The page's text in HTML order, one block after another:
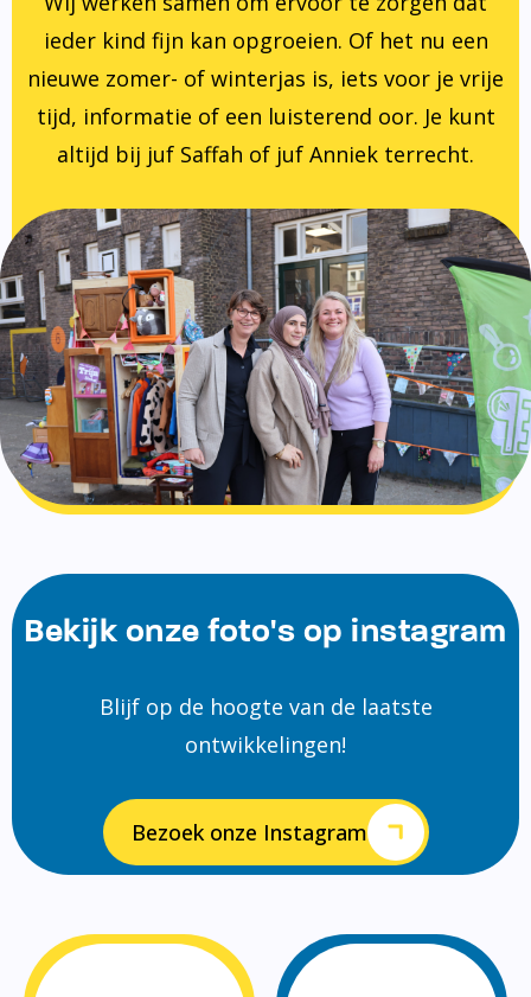
ieder kind fijn kan opgroeien. Of het nu een
nieuwe zomer- of winterjas is, iets voor je vrije
tijd, informatie of een luisterend oor. Je kunt
altijd bij juf Saffah of juf Anniek terrecht.
Bekijk onze foto's op instagram
Blijf op de hoogte van de laatste
ontwikkelingen!
Bezoek onze Instagram